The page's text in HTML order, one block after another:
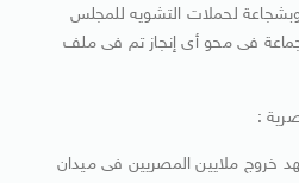
لحملات التشويه للمجلس
فى محو أى إنجاز تم فى ملف
يونيو 2013، ليشهد خروج ملايين المصريين فى ميدان